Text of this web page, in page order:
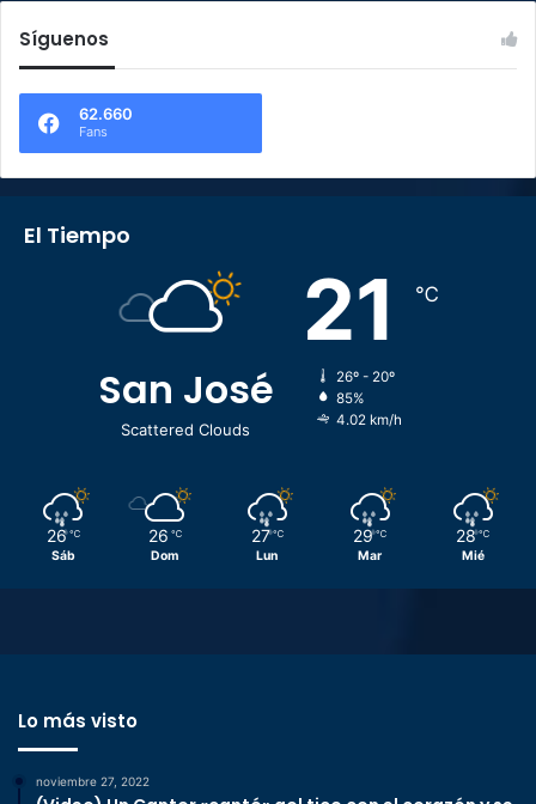
Síguenos
62.660
Fans
El Tiempo
San José
Scattered Clouds
21 ℃
26º - 20º
85%
4.02 km/h
26 ℃
Sáb
26 ℃
Dom
27 ℃
Lun
29 ℃
Mar
28 ℃
Mié
Lo más visto
noviembre 27, 2022